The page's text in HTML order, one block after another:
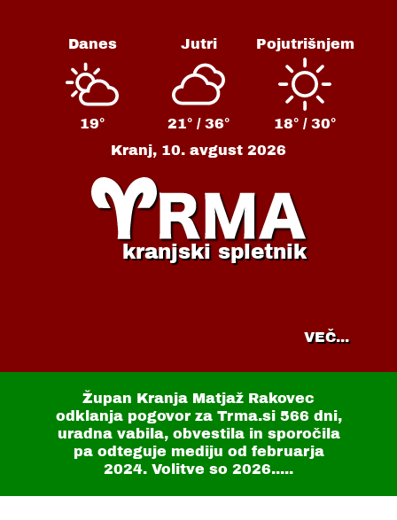
Danes
19°
Jutri
21° / 36°
Pojutrišnjem
18° / 30°
Kranj, 10. avgust 2026
kranjski spletnik
VEČ...
Župan Kranja Matjaž Rakovec
odklanja pogovor za Trma.si 566 dni,
uradna vabila, obvestila in sporočila
pa odteguje mediju od februarja
2024. Volitve so 2026.....